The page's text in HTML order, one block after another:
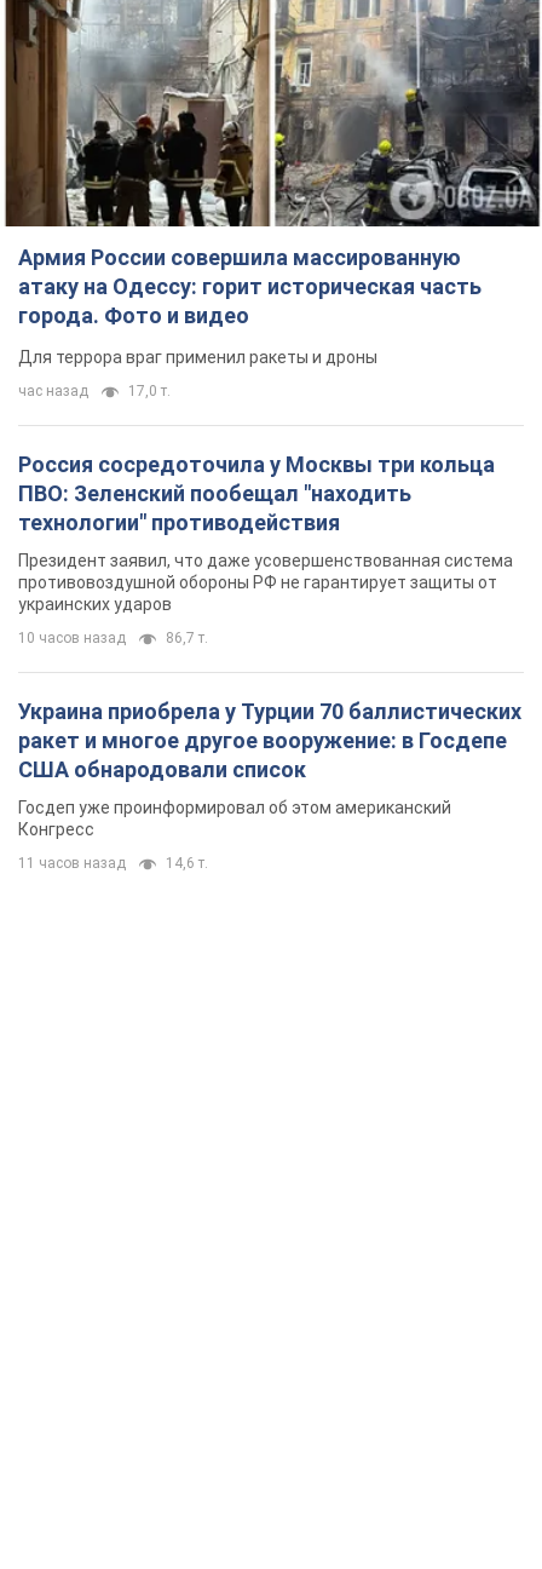
Армия России совершила массированную
атаку на Одессу: горит историческая часть
города. Фото и видео
Для террора враг применил ракеты и дроны
час назад 17,0 т.
Россия сосредоточила у Москвы три кольца
ПВО: Зеленский пообещал "находить
технологии" противодействия
Президент заявил, что даже усовершенствованная система
украинских ударов
10 часов назад 86,7 т.
Украина приобрела у Турции 70 баллистических
ракет и многое другое вооружение: в Госдепе
США обнародовали список
Госдеп уже проинформировал об этом американский
Конгресс